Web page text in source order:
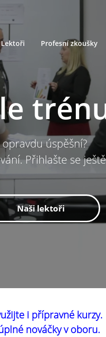
Lektoři Profesní zkoušky
úspěšní?
Přihlašte se
Naši lektoři
i přípravné kurzy.
nováčky v oboru.